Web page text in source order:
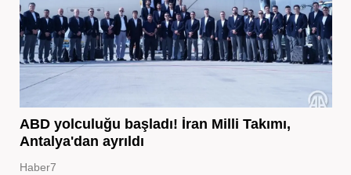
ABD yolculuğu başladı! İran Milli Takımı,
Antalya'dan ayrıldı
Haber7